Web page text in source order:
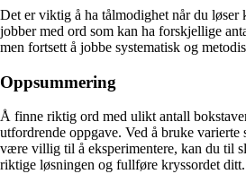
Det er viktig å ha tålmodighet når du løser
jobber med ord som kan ha forskjellige
men fortsett å jobbe systematisk og
Oppsummering
Å finne riktig ord med ulikt antall
utfordrende oppgave. Ved å bruke varierte
være villig til å eksperimentere, kan du til
riktige løsningen og fullføre kryssordet ditt.